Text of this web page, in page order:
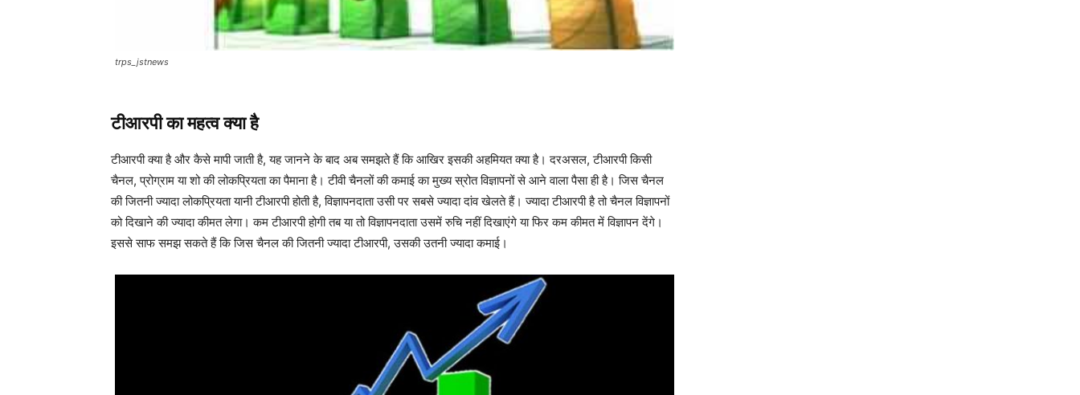
trps_jstnews
टीआरपी का महत्व क्या है
टीआरपी क्या है और कैसे मापी जाती है, यह जानने के बाद अब समझते हैं कि आखिर इसकी अहमियत क्या है। दरअसल, टीआरपी किसी
चैनल, प्रोग्राम या शो की लोकप्रियता का पैमाना है। टीवी चैनलों की कमाई का मुख्य स्रोत विज्ञापनों से आने वाला पैसा ही है। जिस चैनल
की जितनी ज्यादा लोकप्रियता यानी टीआरपी होती है, विज्ञापनदाता उसी पर सबसे ज्यादा दांव खेलते हैं। ज्यादा टीआरपी है तो चैनल विज्ञापनों
को दिखाने की ज्यादा कीमत लेगा। कम टीआरपी होगी तब या तो विज्ञापनदाता उसमें रुचि नहीं दिखाएंगे या फिर कम कीमत में विज्ञापन देंगे।
इससे साफ समझ सकते हैं कि जिस चैनल की जितनी ज्यादा टीआरपी, उसकी उतनी ज्यादा कमाई।